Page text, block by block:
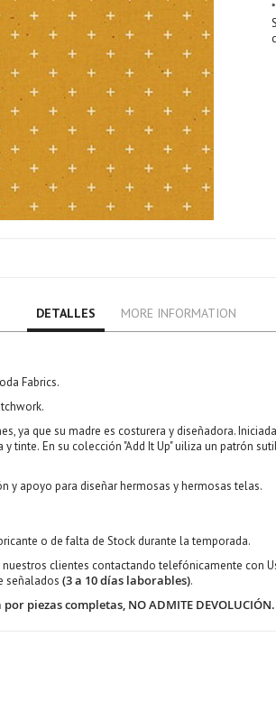
DETALLES
Fabrics.
ya que su madre es costurera y diseñadora.
y tinte. En su colección "Add It Up" uiliza un patrón
y apoyo para diseñar hermosas y hermosas telas.
o de falta de Stock durante la temporada.
clientes contactando telefónicamente con
señalados (3 a 10 días laborables).
piezas completas, NO ADMITE DEVOLUCIÓN.
MORE INFORMATION